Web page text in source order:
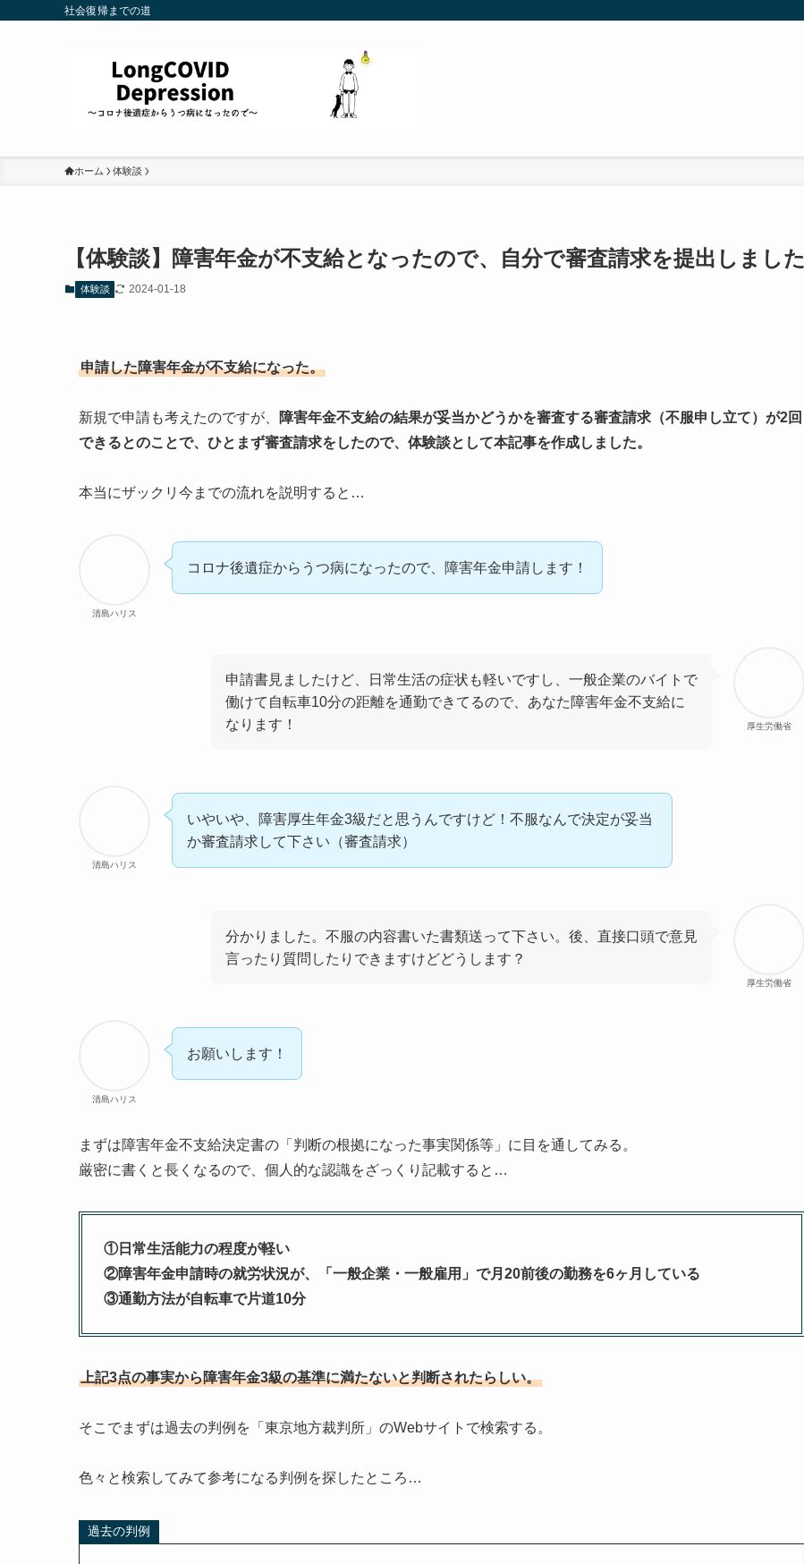
社会復帰までの道
ホーム 体験談
【体験談】障害年金が不支給となったので、自分で審査請求を提出しました
体験談 2024-01-18
申請した障害年金が不支給になった。
新規で申請も考えたのですが、
障害年金不支給の結果が妥当かどうかを審査する審査請求（不服申し立て）が2回
できるとのことで、ひとまず審査請求をしたので、体験談として本記事を作成しました。
本当にザックリ今までの流れを説明すると…
清島ハリス
コロナ後遺症からうつ病になったので、障害年金申請します！
厚生労働省
申請書見ましたけど、日常生活の症状も軽いですし、一般企業のバイトで
働けて自転車10分の距離を通勤できてるので、あなた障害年金不支給に
なります！
清島ハリス
いやいや、障害厚生年金3級だと思うんですけど！不服なんで決定が妥当
か審査請求して下さい（審査請求）
厚生労働省
分かりました。不服の内容書いた書類送って下さい。後、直接口頭で意見
言ったり質問したりできますけどどうします？
清島ハリス
お願いします！
まずは障害年金不支給決定書の「判断の根拠になった事実関係等」に目を通してみる。
厳密に書くと長くなるので、個人的な認識をざっくり記載すると…
①日常生活能力の程度が軽い
②障害年金申請時の就労状況が、「一般企業・一般雇用」で月20前後の勤務を6ヶ月している
③通勤方法が自転車で片道10分
上記3点の事実から障害年金3級の基準に満たないと判断されたらしい。
そこでまずは過去の判例を「東京地方裁判所」のWebサイトで検索する。
色々と検索してみて参考になる判例を探したところ…
過去の判例